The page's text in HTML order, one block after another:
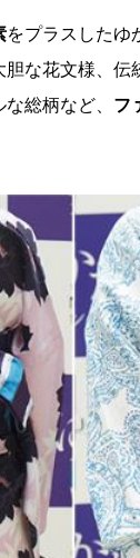
をプラスしたゆ
な花文様、
総柄など、 フ